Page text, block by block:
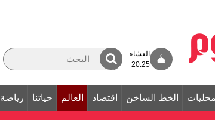
العشاء
20:25
محليات الخط الساخن اقتصاد العالم حياتنا رياضة